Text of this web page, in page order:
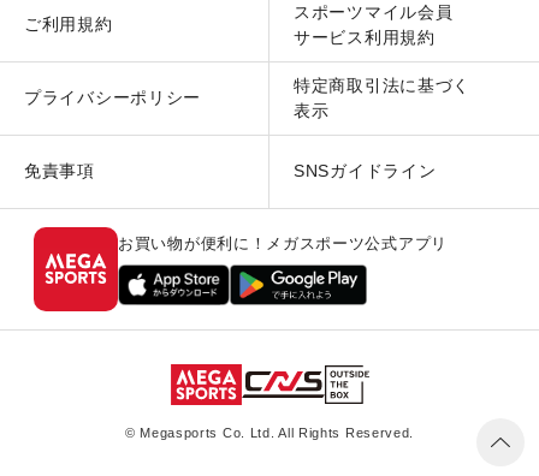
ご利用規約
スポーツマイル会員
サービス利用規約
プライバシーポリシー
特定商取引法に基づく
表示
免責事項 SNSガイドライン
お買い物が便利に！メガスポーツ公式アプリ
© Megasports Co. Ltd. All Rights Reserved.